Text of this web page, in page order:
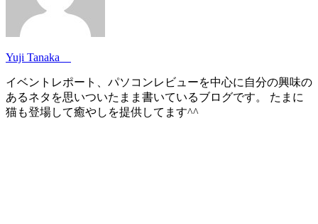
Yuji Tanaka
イベントレポート、パソコンレビューを中心に自分の興味の
あるネタを思いついたまま書いているブログです。 たまに
猫も登場して癒やしを提供してます^^